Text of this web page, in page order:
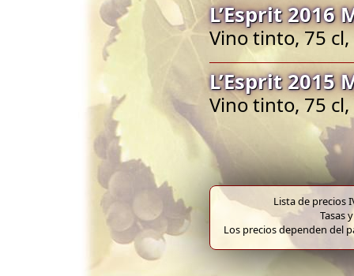
L’Esprit 2016
Vino tinto, 75
L’Esprit 2015
Vino tinto, 75
Lista de precios
Tasas
Los precios dependen del